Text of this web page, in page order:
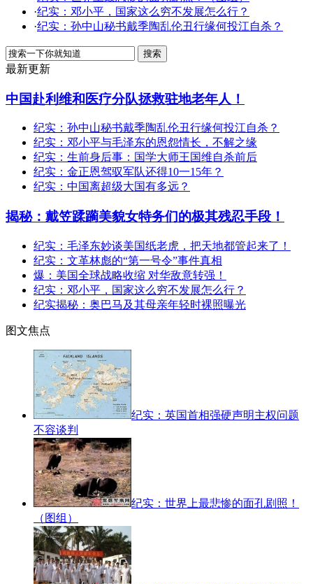
·纪实：邓小平，国家这么穷不发展怎么行？
·纪实：孙中山秘书戴季陶乱伦丑行缘何投江自杀？
最新更新
中国赴利维和医疗分队拯救驻地老年人！
纪实：孙中山秘书戴季陶乱伦丑行缘何投江自杀？
纪实：邓小平与毛泽东的恩怨情长，不解之缘
纪实：生前身后事：国学大师王国维自杀前后
纪实：金正恩驾驭军队还得10一15年？
纪实：中国离超级大国有多远？
揭秘：戴笠蹂躏美貌女特务们的极其残忍手段！
纪实：毛泽东妙谈美国纸老虎，把天地都管起来了！
纪实：文革林彪的“第一号令”事件真相
爆：美国全球战略收缩 对华敌意转强！
纪实：邓小平，国家这么穷不发展怎么行？
纪实揭秘：奥巴马及其母亲年轻时裸照曝光
图文焦点
纪实：英国首相强硬声明主权问题
不容谈判
纪实：世界上最悲惨的面孔剧照！
（图组）